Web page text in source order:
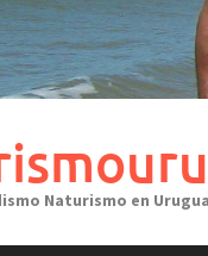
Naturismo en